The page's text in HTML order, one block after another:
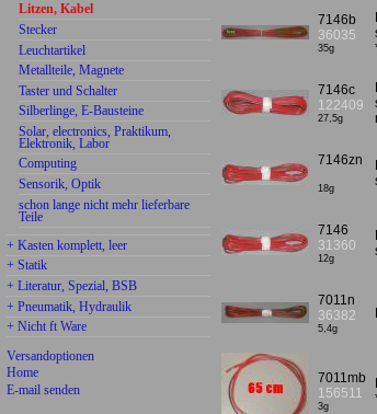
Litzen, Kabel
Stecker
Leuchtartikel
Metallteile, Magnete
Taster und Schalter
Silberlinge, E-Bausteine
Solar, electronics, Praktikum,
Elektronik, Labor
Computing
Sensorik, Optik
schon lange nicht mehr lieferbare
Teile
+ Kasten komplett, leer
+ Statik
+ Literatur, Spezial, BSB
+ Pneumatik, Hydraulik
+ Nicht ft Ware
Versandoptionen
Home
E-mail senden
7146b
36035
35g
7146c
122409
27,5g
7146zn
18g
7146
31360
12g
7011n
36382
5,4g
7011mb
156511
3g